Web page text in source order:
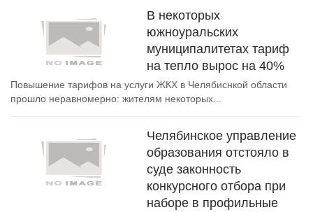
В некоторых
южноуральских
муниципалитетах тариф
на тепло вырос на 40%
Повышение тарифов на услуги ЖКХ в Челябиснкой области
прошло неравномерно: жителям некоторых...
Челябинское управление
образования отстояло в
суде законность
конкурсного отбора при
наборе в профильные